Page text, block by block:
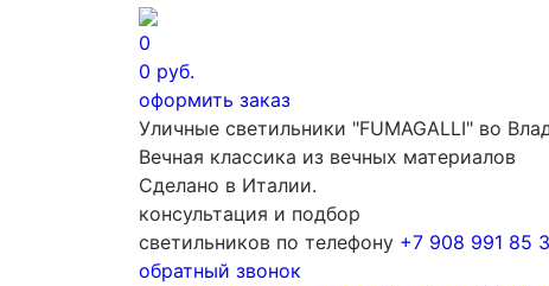
0
0 руб.
оформить заказ
Уличные светильники "FUMAGALLI" во
Вечная классика из вечных материалов
Сделано в Италии.
консультация и подбор
светильников по телефону +7 908 991 85
обратный звонок